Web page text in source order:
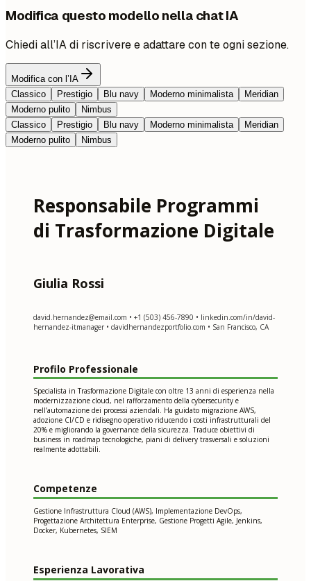
Modifica questo modello nella chat IA
Chiedi all’IA di riscrivere e adattare con te ogni sezione.
Modifica con l’IA
Classico
Prestigio Blu navy Moderno minimalista
Meridian
Moderno pulito
Nimbus
Classico
Prestigio Blu navy Moderno minimalista
Meridian
Moderno pulito
Nimbus
Responsabile Programmi
di Trasformazione Digitale
Giulia Rossi
david.hernandez@email.com • +1 (503) 456-7890 • linkedin.com/in/david-
hernandez-itmanager • davidhernandezportfolio.com • San Francisco, CA
Profilo Professionale
Specialista in Trasformazione Digitale con oltre 13 anni di esperienza nella
modernizzazione cloud, nel rafforzamento della cybersecurity e
nell’automazione dei processi aziendali. Ha guidato migrazione AWS,
adozione CI/CD e ridisegno operativo riducendo i costi infrastrutturali del
20% e migliorando la governance della sicurezza. Traduce obiettivi di
business in roadmap tecnologiche, piani di delivery trasversali e soluzioni
realmente adottabili.
Competenze
Gestione Infrastruttura Cloud (AWS), Implementazione DevOps,
Progettazione Architettura Enterprise, Gestione Progetti Agile, Jenkins,
Docker, Kubernetes, SIEM
Esperienza Lavorativa